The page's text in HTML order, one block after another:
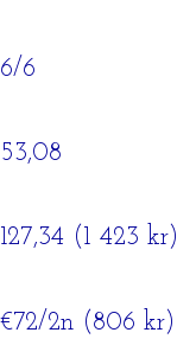
6/6
53,08
127,34 (1 423 kr)
€72/2n (806 kr)